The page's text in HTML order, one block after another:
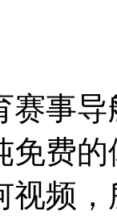
赛事
免费
视频